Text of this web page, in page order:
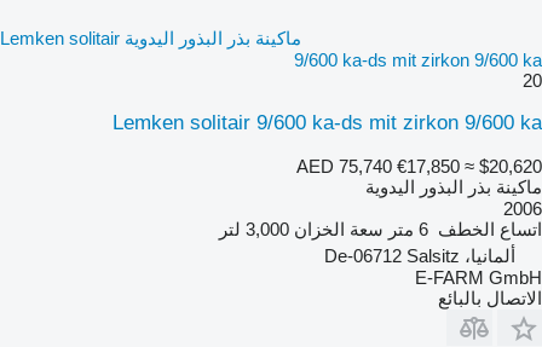
ماكينة بذر البذور اليدوية Lemken solitair
9/600 ka-ds mit zirkon 9/600 ka
20
Lemken solitair 9/600 ka-ds mit zirkon 9/600 ka
AED 75,740 €17,850 ≈ $20,620
ماكينة بذر البذور اليدوية
2006
اتساع الخطف 6 متر سعة الخزان 3,000 لتر
ألمانيا، De-06712 Salsitz
E-FARM GmbH
الاتصال بالبائع